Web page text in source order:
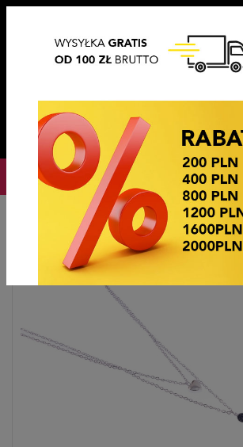
OKAZJE CENOWE
BIŻUTERIA STEEL/XUPING NASZYJNIKI